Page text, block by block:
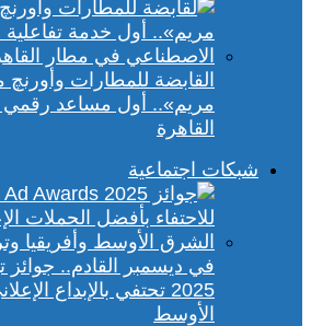
القابضة للمطارات
مريم».. أول مساعد
القاهرة
شبكات اجتماعية
2025 تحتفي بالإبداع
الأوسط